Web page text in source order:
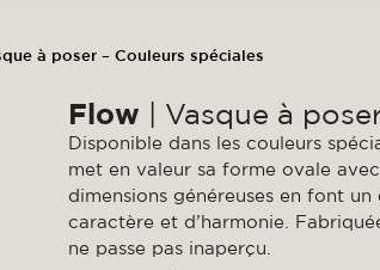
à poser – Couleurs spéciales
Flow | Vasque à
Disponible dans les couleurs
met en valeur sa forme ovale
dimensions généreuses en font
caractère et d’harmonie.
ne passe pas inaperçu.